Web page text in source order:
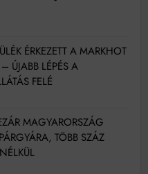
ÉRKEZETT A MARKHOT
ÚJABB LÉPÉS A
FELÉ
MAGYARORSZÁG
TÖBB SZÁZ